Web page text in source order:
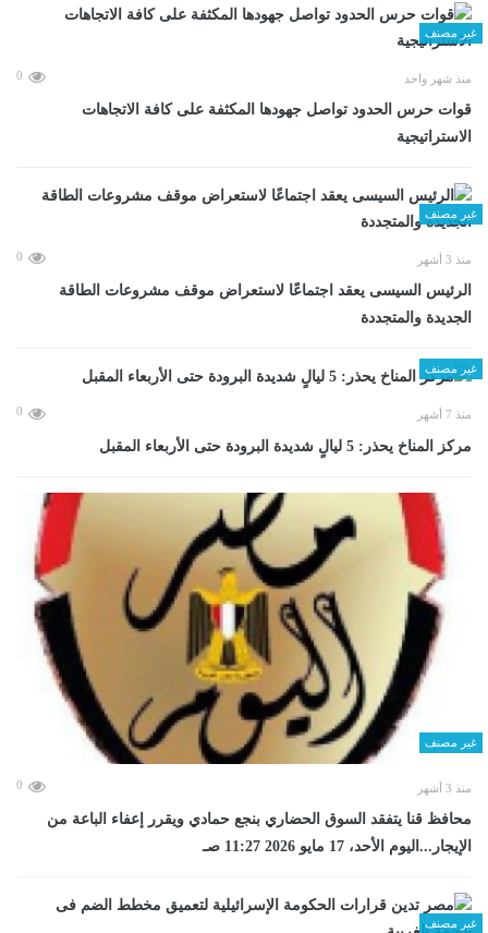
غير مصنف
منذ شهر واحد 0
قوات حرس الحدود تواصل جهودها المكثفة على كافة الاتجاهات
الاستراتيجية
غير مصنف
منذ 3 أشهر 0
الرئيس السيسى يعقد اجتماعًا لاستعراض موقف مشروعات الطاقة
الجديدة والمتجددة
غير مصنف
منذ 7 أشهر 0
مركز المناخ يحذر: 5 ليالٍ شديدة البرودة حتى الأربعاء المقبل
غير مصنف
منذ 3 أشهر 0
محافظ قنا يتفقد السوق الحضاري بنجع حمادي ويقرر إعفاء الباعة من
الإيجار...اليوم الأحد، 17 مايو 2026 11:27 صـ
غير مصنف